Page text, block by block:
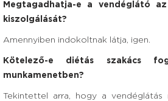
Megtagadhatja-e a vendéglátó
kiszolgálását?
Amennyiben indokoltnak látja, igen.
Kötelező-e diétás szakács
munkamenetben?
Tekintettel arra, hogy a